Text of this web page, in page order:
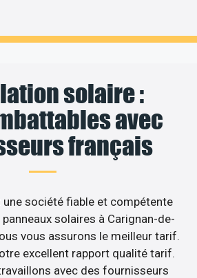
solaire :
avec
français
société fiable et compétente
solaires à Carignan-de-
vous assurons le meilleur tarif.
excellent rapport qualité tarif.
avec des fournisseurs